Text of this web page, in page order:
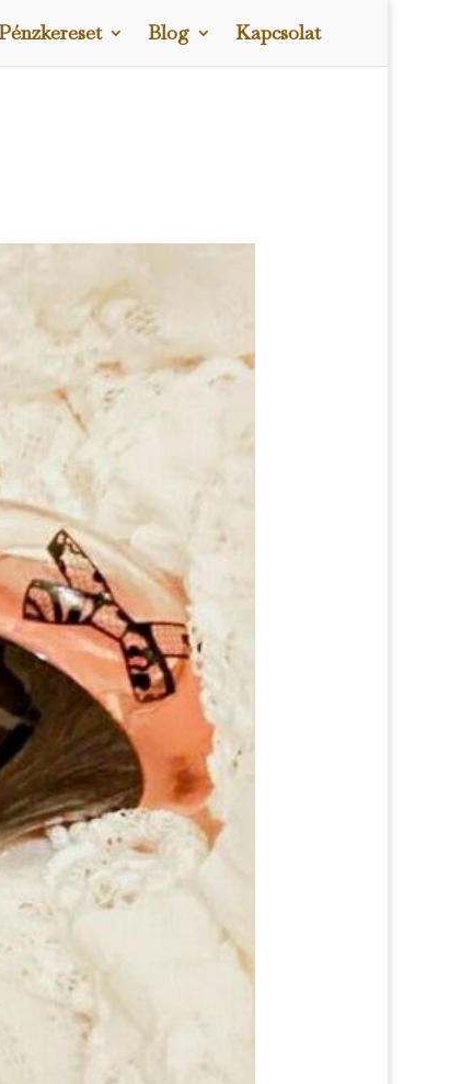
Blog Kapcsolat